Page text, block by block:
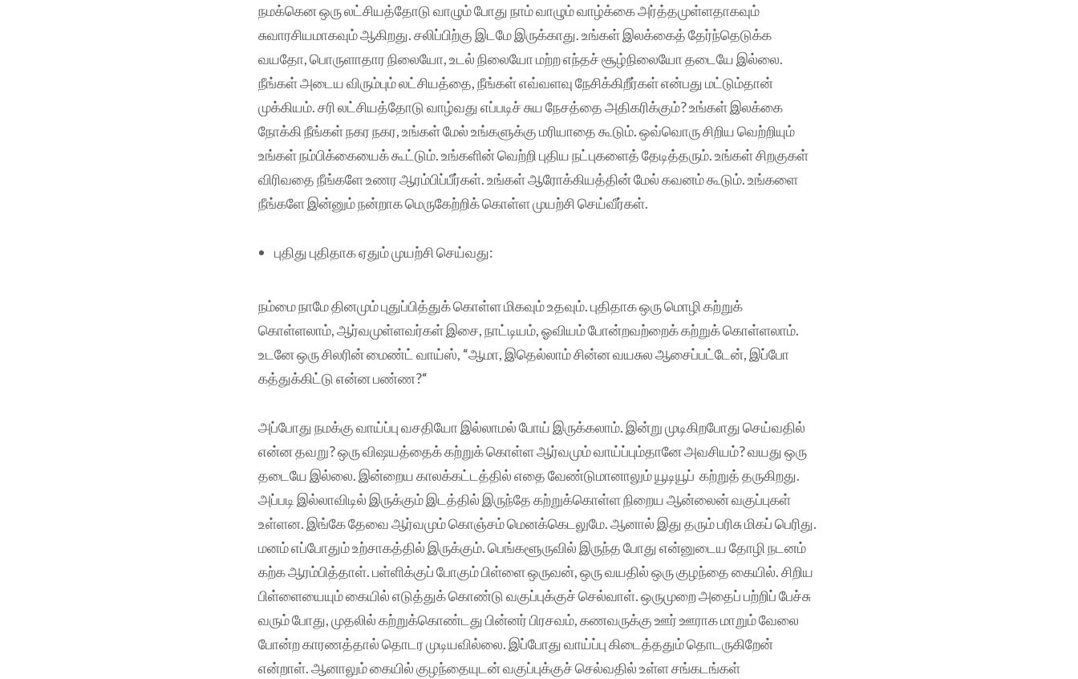
நமக்கென ஒரு லட்சியத்தோடு வாழும் போது நாம் வாழும் வாழ்க்கை அர்த்தமுள்ளதாகவும்
சுவாரசியமாகவும் ஆகிறது. சலிப்பிற்கு இடமே இருக்காது. உங்கள் இலக்கைத் தேர்ந்தெடுக்க
வயதோ, பொருளாதார நிலையோ, உடல் நிலையோ மற்ற எந்தச் சூழ்நிலையோ தடையே இல்லை.
நீங்கள் அடைய விரும்பும் லட்சியத்தை, நீங்கள் எவ்வளவு நேசிக்கிறீர்கள் என்பது மட்டும்தான்
முக்கியம். சரி லட்சியத்தோடு வாழ்வது எப்படிச் சுய நேசத்தை அதிகரிக்கும்? உங்கள் இலக்கை
நோக்கி நீங்கள் நகர நகர, உங்கள் மேல் உங்களுக்கு மரியாதை கூடும். ஒவ்வொரு சிறிய வெற்றியும்
உங்கள் நம்பிக்கையைக் கூட்டும். உங்களின் வெற்றி புதிய நட்புகளைத் தேடித்தரும். உங்கள் சிறகுகள்
விரிவதை நீங்களே உணர ஆரம்பிப்பீர்கள். உங்கள் ஆரோக்கியத்தின் மேல் கவனம் கூடும். உங்களை
நீங்களே இன்னும் நன்றாக மெருகேற்றிக் கொள்ள முயற்சி செய்வீர்கள்.
புதிது புதிதாக ஏதும் முயற்சி செய்வது:
நம்மை நாமே தினமும் புதுப்பித்துக் கொள்ள மிகவும் உதவும். புதிதாக ஒரு மொழி கற்றுக்
கொள்ளலாம், ஆர்வமுள்ளவர்கள் இசை, நாட்டியம், ஓவியம் போன்றவற்றைக் கற்றுக் கொள்ளலாம்.
உடனே ஒரு சிலரின் மைண்ட் வாய்ஸ், “ஆமா, இதெல்லாம் சின்ன வயசுல ஆசைப்பட்டேன், இப்போ
கத்துக்கிட்டு என்ன பண்ண?“
அப்போது நமக்கு வாய்ப்பு வசதியோ இல்லாமல் போய் இருக்கலாம். இன்று முடிகிறபோது செய்வதில்
என்ன தவறு? ஒரு விஷயத்தைக் கற்றுக் கொள்ள ஆர்வமும் வாய்ப்பும்தானே அவசியம்? வயது ஒரு
தடையே இல்லை. இன்றைய காலக்கட்டத்தில் எதை வேண்டுமானாலும் யூடியூப் கற்றுத் தருகிறது.
அப்படி இல்லாவிடில் இருக்கும் இடத்தில் இருந்தே கற்றுக்கொள்ள நிறைய ஆன்லைன் வகுப்புகள்
உள்ளன. இங்கே தேவை ஆர்வமும் கொஞ்சம் மெனக்கெடலுமே. ஆனால் இது தரும் பரிசு மிகப் பெரிது.
மனம் எப்போதும் உற்சாகத்தில் இருக்கும். பெங்களூருவில் இருந்த போது என்னுடைய தோழி நடனம்
கற்க ஆரம்பித்தாள். பள்ளிக்குப் போகும் பிள்ளை ஒருவன், ஒரு வயதில் ஒரு குழந்தை கையில். சிறிய
பிள்ளையையும் கையில் எடுத்துக் கொண்டு வகுப்புக்குச் செல்வாள். ஒருமுறை அதைப் பற்றிப் பேச்சு
வரும் போது, முதலில் கற்றுக்கொண்டது பின்னர் பிரசவம், கணவருக்கு ஊர் ஊராக மாறும் வேலை
போன்ற காரணத்தால் தொடர முடியவில்லை. இப்போது வாய்ப்பு கிடைத்ததும் தொடருகிறேன்
என்றாள். ஆனாலும் கையில் குழந்தையுடன் வகுப்புக்குச் செல்வதில் உள்ள சங்கடங்கள்